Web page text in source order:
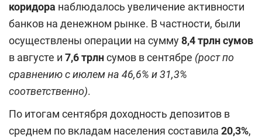
коридора наблюдалось увеличение активности
банков на денежном рынке. В частности, были
осуществлены операции на сумму8,4 трлн сумов
в августе и 7,6 трлнсумов в сентябре (рост по
сравнению с июлем на 46,6% и 31,3%
соответственно).
По итогам сентября доходность депозитов в
среднем по вкладам населения составила 20,3%,